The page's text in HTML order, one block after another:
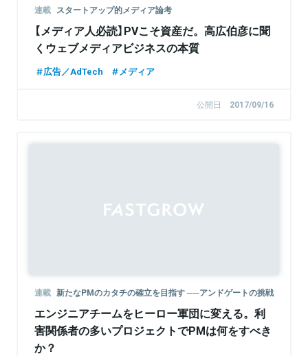
連載 スタートアップ的メディア論考
【メディア人必読】PVこそ資産だ。高広伯彦に聞
くウェブメディアビジネスの本質
広告／AdTech メディア
公開日 2017/09/16
連載 新たなPMのカタチの確立を目指す ──アンドゲートの挑戦
エンジニアチームをヒーロー軍団に変える。利
害関係者の多いプロジェクトでPMは何をすべき
か？